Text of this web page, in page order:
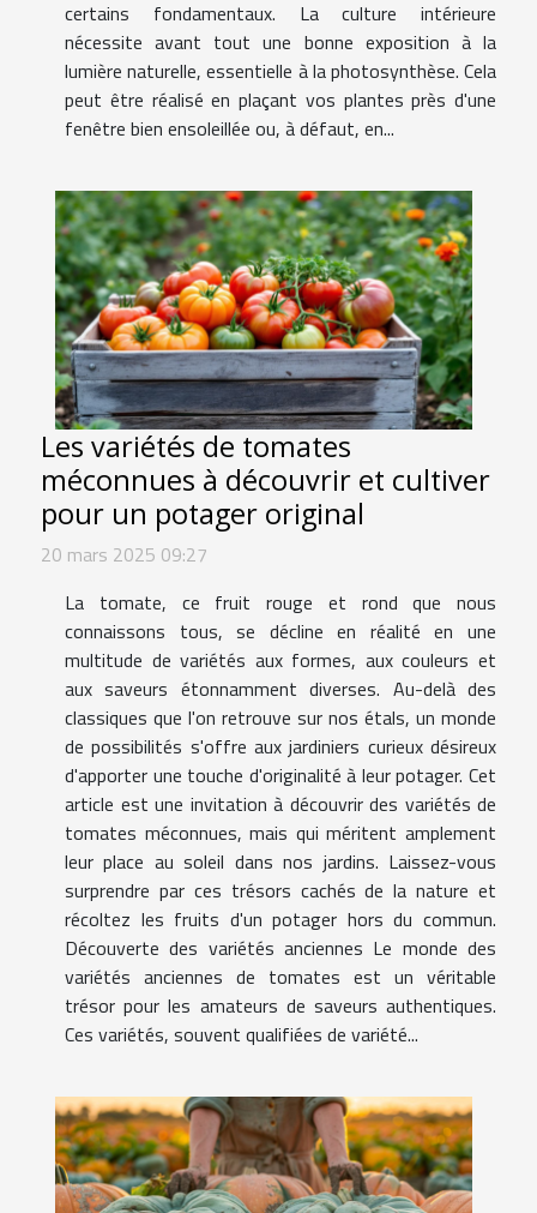
certains fondamentaux. La culture intérieure
nécessite avant tout une bonne exposition à la
lumière naturelle, essentielle à la photosynthèse. Cela
peut être réalisé en plaçant vos plantes près d'une
fenêtre bien ensoleillée ou, à défaut, en...
Les variétés de tomates
méconnues à découvrir et cultiver
pour un potager original
20 mars 2025 09:27
La tomate, ce fruit rouge et rond que nous
connaissons tous, se décline en réalité en une
multitude de variétés aux formes, aux couleurs et
aux saveurs étonnamment diverses. Au-delà des
classiques que l'on retrouve sur nos étals, un monde
de possibilités s'offre aux jardiniers curieux désireux
d'apporter une touche d'originalité à leur potager. Cet
article est une invitation à découvrir des variétés de
tomates méconnues, mais qui méritent amplement
leur place au soleil dans nos jardins. Laissez-vous
surprendre par ces trésors cachés de la nature et
récoltez les fruits d'un potager hors du commun.
Découverte des variétés anciennes Le monde des
variétés anciennes de tomates est un véritable
trésor pour les amateurs de saveurs authentiques.
Ces variétés, souvent qualifiées de variété...